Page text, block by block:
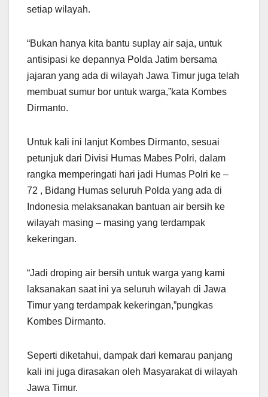
setiap wilayah.
“Bukan hanya kita bantu suplay air saja, untuk
antisipasi ke depannya Polda Jatim bersama
jajaran yang ada di wilayah Jawa Timur juga telah
membuat sumur bor untuk warga,”kata Kombes
Dirmanto.
Untuk kali ini lanjut Kombes Dirmanto, sesuai
petunjuk dari Divisi Humas Mabes Polri, dalam
rangka memperingati hari jadi Humas Polri ke –
72 , Bidang Humas seluruh Polda yang ada di
Indonesia melaksanakan bantuan air bersih ke
wilayah masing – masing yang terdampak
kekeringan.
“Jadi droping air bersih untuk warga yang kami
laksanakan saat ini ya seluruh wilayah di Jawa
Timur yang terdampak kekeringan,”pungkas
Kombes Dirmanto.
Seperti diketahui, dampak dari kemarau panjang
kali ini juga dirasakan oleh Masyarakat di wilayah
Jawa Timur.